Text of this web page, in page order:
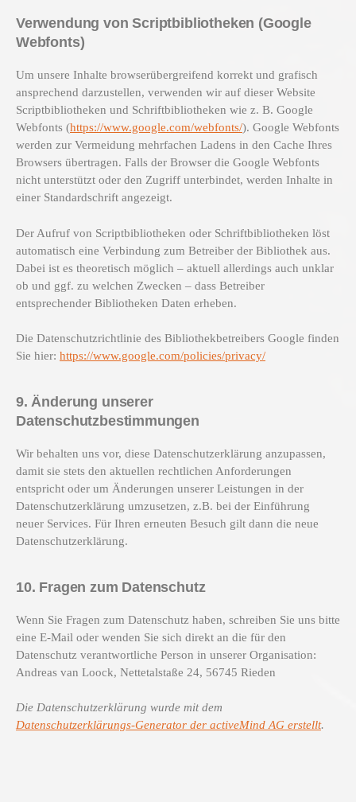
Verwendung von Scriptbibliotheken (Google
Webfonts)
Um unsere Inhalte browserübergreifend korrekt und grafisch
ansprechend darzustellen, verwenden wir auf dieser Website
Scriptbibliotheken und Schriftbibliotheken wie z. B. Google
Webfonts (https://www.google.com/webfonts/). Google Webfonts
werden zur Vermeidung mehrfachen Ladens in den Cache Ihres
Browsers übertragen. Falls der Browser die Google Webfonts
nicht unterstützt oder den Zugriff unterbindet, werden Inhalte in
einer Standardschrift angezeigt.
Der Aufruf von Scriptbibliotheken oder Schriftbibliotheken löst
automatisch eine Verbindung zum Betreiber der Bibliothek aus.
Dabei ist es theoretisch möglich – aktuell allerdings auch unklar
ob und ggf. zu welchen Zwecken – dass Betreiber
entsprechender Bibliotheken Daten erheben.
Die Datenschutzrichtlinie des Bibliothekbetreibers Google finden
Sie hier: https://www.google.com/policies/privacy/
9. Änderung unserer
Datenschutzbestimmungen
Wir behalten uns vor, diese Datenschutzerklärung anzupassen,
damit sie stets den aktuellen rechtlichen Anforderungen
entspricht oder um Änderungen unserer Leistungen in der
Datenschutzerklärung umzusetzen, z.B. bei der Einführung
neuer Services. Für Ihren erneuten Besuch gilt dann die neue
Datenschutzerklärung.
10. Fragen zum Datenschutz
Wenn Sie Fragen zum Datenschutz haben, schreiben Sie uns bitte
eine E-Mail oder wenden Sie sich direkt an die für den
Datenschutz verantwortliche Person in unserer Organisation:
Andreas van Loock, Nettetalstaße 24, 56745 Rieden
Die Datenschutzerklärung wurde mit dem
Datenschutzerklärungs-Generator der activeMind AG erstellt.